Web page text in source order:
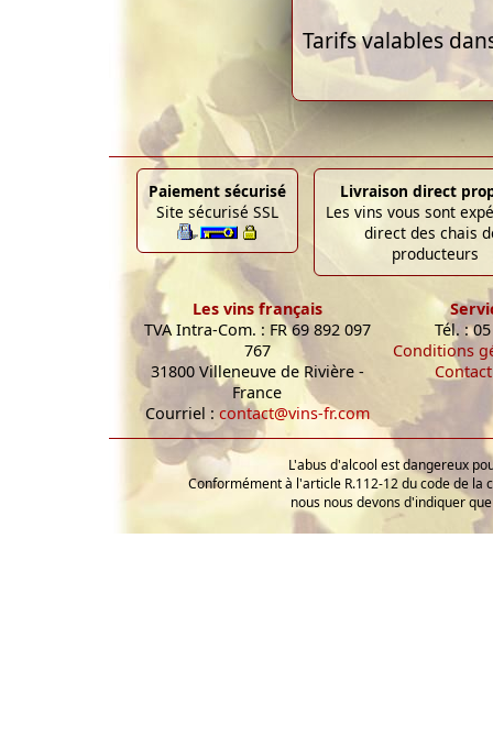
Tarifs valables
Paiement sécurisé
Site sécurisé SSL
Livraison direct
Les vins vous sont
direct des chais
producteurs
Les vins français
TVA Intra-Com. : FR 69 892 097
767
31800 Villeneuve de Rivière -
France
Courriel : contact@vins-fr.com
Tél. :
Conditions
Contact
L'abus d'alcool est dangereux
Conformément à l'article R.112-12 du code de la
nous nous devons d'indiquer